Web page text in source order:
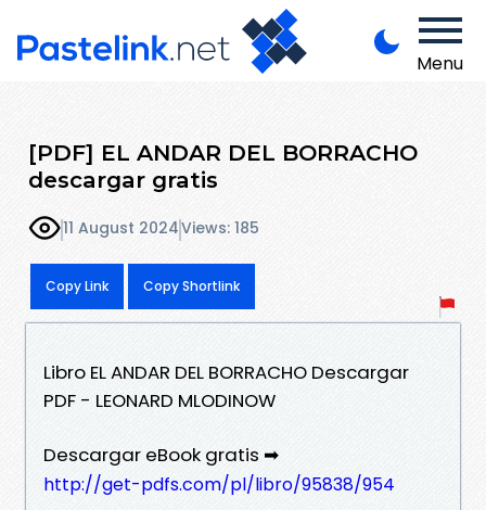
Menu
[PDF] EL ANDAR DEL BORRACHO
descargar gratis
11 August 2024Views: 185
Copy Link Copy Shortlink
Libro EL ANDAR DEL BORRACHO Descargar
PDF - LEONARD MLODINOW
Descargar eBook gratis ➡
http://get-pdfs.com/pl/libro/95838/954